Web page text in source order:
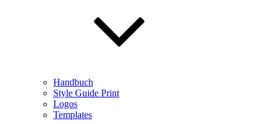
Handbuch
Style Guide Print
Logos
Templates